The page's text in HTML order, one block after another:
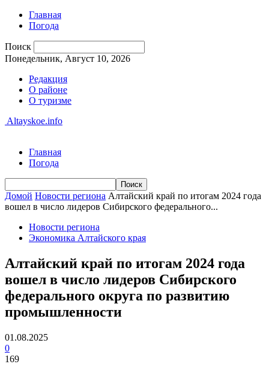
Главная
Погода
Поиск
Понедельник, Август 10, 2026
Редакция
О районе
О туризме
Altayskoe.info
Главная
Погода
Домой Новости региона Алтайский край по итогам 2024 года
вошел в число лидеров Сибирского федерального...
Новости региона
Экономика Алтайского края
Алтайский край по итогам 2024 года
вошел в число лидеров Сибирского
федерального округа по развитию
промышленности
01.08.2025
0
169